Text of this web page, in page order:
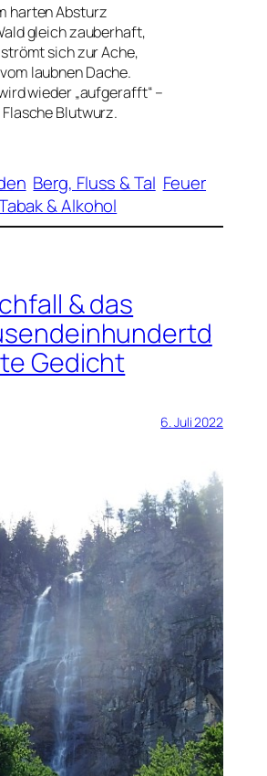
harten Absturz
gleich zauberhaft,
strömt sich zur Ache,
laubnen Dache.
wieder „aufgerafft“ –
Blutwurz.
Berg, Fluss & Tal Feuer
& Alkohol
& das
Gedicht
6. Juli 2022